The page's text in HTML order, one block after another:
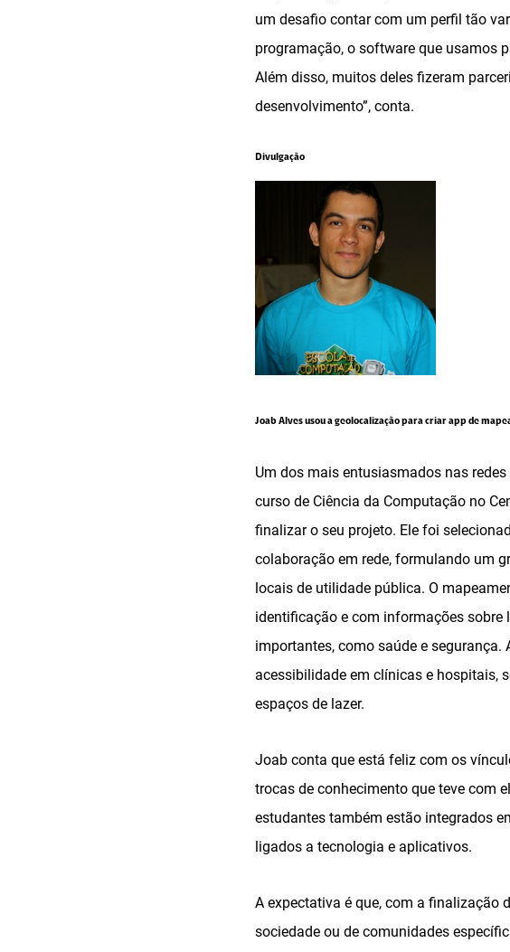
um desafio contar com um perfil tão
programação, o software que usamos
Além disso, muitos deles fizeram
desenvolvimento”, conta.
Divulgação
Joab Alves usou a geolocalização para criar app de
Um dos mais entusiasmados nas
curso de Ciência da Computação no
finalizar o seu projeto. Ele foi
colaboração em rede, formulando um
locais de utilidade pública. O
identificação e com informações sobre
importantes, como saúde e
acessibilidade em clínicas e hospitais,
espaços de lazer.
Joab conta que está feliz com os
trocas de conhecimento que teve com
estudantes também estão integrados
ligados a tecnologia e aplicativos.
A expectativa é que, com a finalização
sociedade ou de comunidades